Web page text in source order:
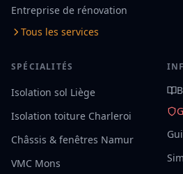
Entreprise de rénovation
Tous les services
SPÉCIALITÉS
Isolation sol Liège
Isolation toiture Charleroi
Châssis & fenêtres Namur
VMC Mons